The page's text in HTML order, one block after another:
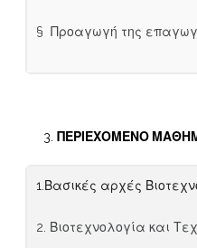
§ Προαγωγή της
ΠΕΡΙΕΧΟΜΕΝΟ
1.Βασικές αρχές
2. Βιοτεχνολογία και